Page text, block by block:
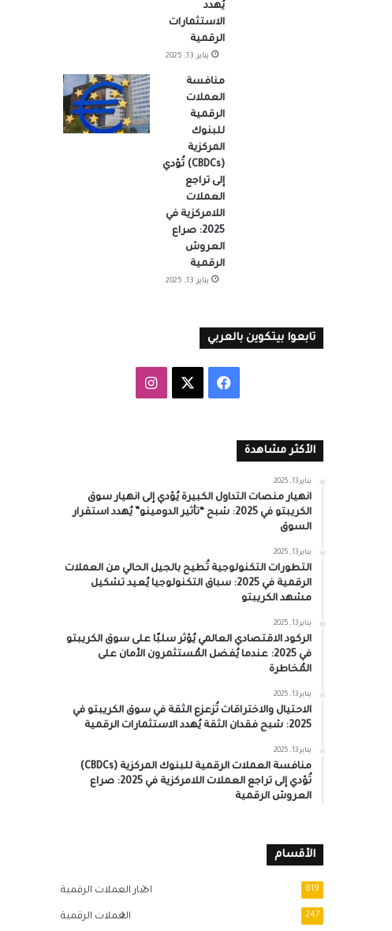
يُهدد
الاستثمارات
الرقمية
يناير 13, 2025
منافسة
العملات
الرقمية
للبنوك
المركزية
(CBDCs) تُؤدي
إلى تراجع
العملات
اللامركزية في
2025: صراع
العروش
الرقمية
يناير 13, 2025
تابعوا بيتكوين بالعربي
فيسبوك انستقرام
الأكثر مشاهدة
يناير 13, 2025
انهيار منصات التداول الكبيرة يُؤدي إلى انهيار سوق
الكريبتو في 2025: شبح “تأثير الدومينو” يُهدد استقرار
السوق
يناير 13, 2025
التطورات التكنولوجية تُطيح بالجيل الحالي من العملات
الرقمية في 2025: سباق التكنولوجيا يُعيد تشكيل
مشهد الكريبتو
يناير 13, 2025
الركود الاقتصادي العالمي يُؤثر سلبًا على سوق الكريبتو
في 2025: عندما يُفضل المُستثمرون الأمان على
المُخاطرة
يناير 13, 2025
الاحتيال والاختراقات تُزعزع الثقة في سوق الكريبتو في
2025: شبح فقدان الثقة يُهدد الاستثمارات الرقمية
يناير 13, 2025
منافسة العملات الرقمية للبنوك المركزية (CBDCs)
تُؤدي إلى تراجع العملات اللامركزية في 2025: صراع
العروش الرقمية
الأقسام
اخبار العملات الرقمية 819
العملات الرقمية 247